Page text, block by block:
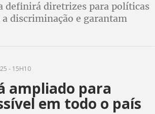
definirá diretrizes para políticas
discriminação e garantam
- 15H10
ampliado para
em todo o país